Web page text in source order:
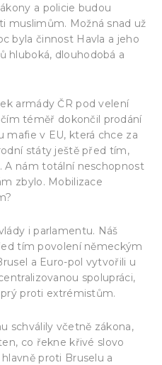
a policie budou
muslimům. Možná snad už
byla činnost Havla a jeho
hluboká, dlouhodobá a
armády ČR pod velení
téměř dokončil prodání
mafie v EU, která chce za
státy ještě před tím,
A nám totální neschopnost
zbylo. Mobilizace
i parlamentu. Náš
tím povolení německým
a Euro-pol vytvořili u
spolupráci,
proti extrémistům.
schválily včetně zákona,
co řekne křivé slovo
proti Bruselu a